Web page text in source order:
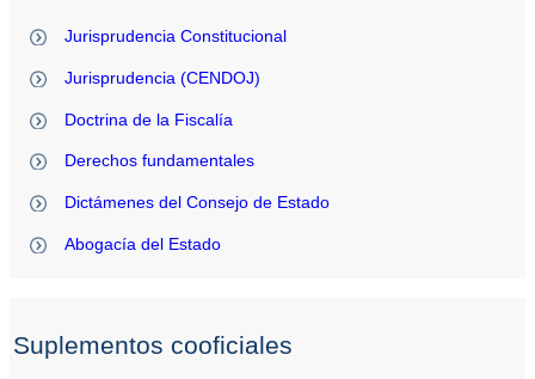
Jurisprudencia Constitucional
Jurisprudencia (CENDOJ)
Doctrina de la Fiscalía
Derechos fundamentales
Dictámenes del Consejo de Estado
Abogacía del Estado
Suplementos cooficiales